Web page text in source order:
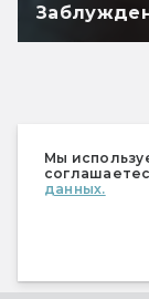
Мы
данных.